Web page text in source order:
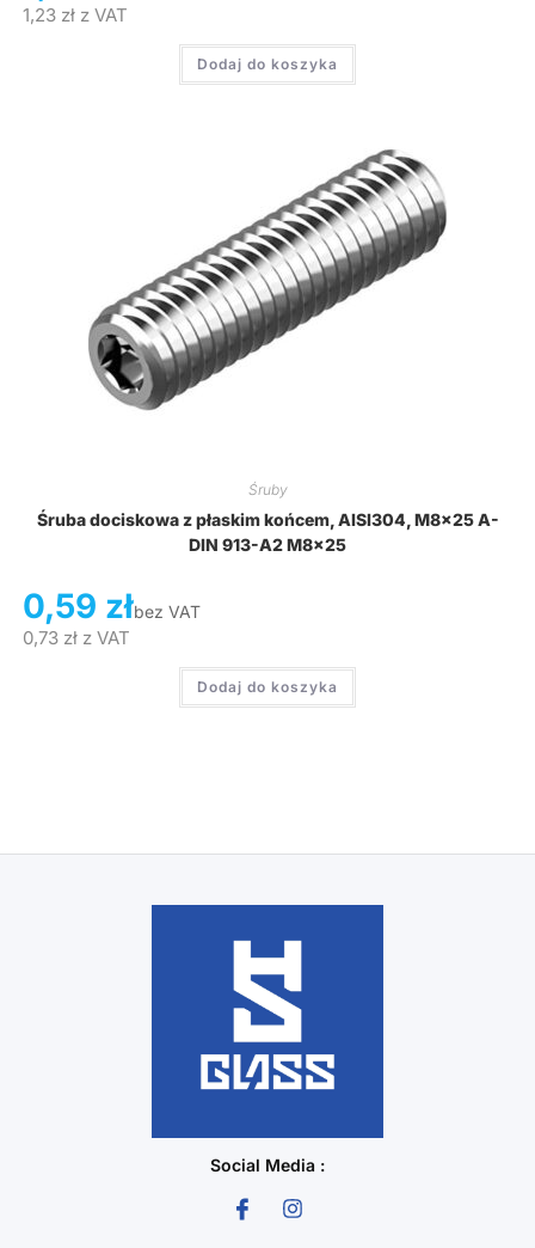
1,23 złz VAT
Dodaj do koszyka
Śruby
Śruba dociskowa z płaskim końcem, AISI304, M8x25 A-
DIN 913-A2 M8x25
0,59 złbez VAT
0,73 złz VAT
Dodaj do koszyka
Social Media :